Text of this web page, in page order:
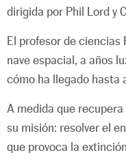
dirigida por Phil Lord y
El profesor de ciencias
nave espacial, a años
cómo ha llegado hasta
A medida que
su misión: resolver el
que provoca la